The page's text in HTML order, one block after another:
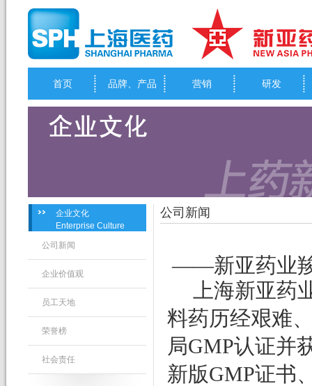
首页 品牌、产品 营销 研发
企业文化
Enterprise Culture
公司新闻
企业价值观
员工天地
荣誉榜
社会责任
公司新闻
——新亚药业
上海新亚药
料药历经艰难
局GMP认证并
新版GMP证书